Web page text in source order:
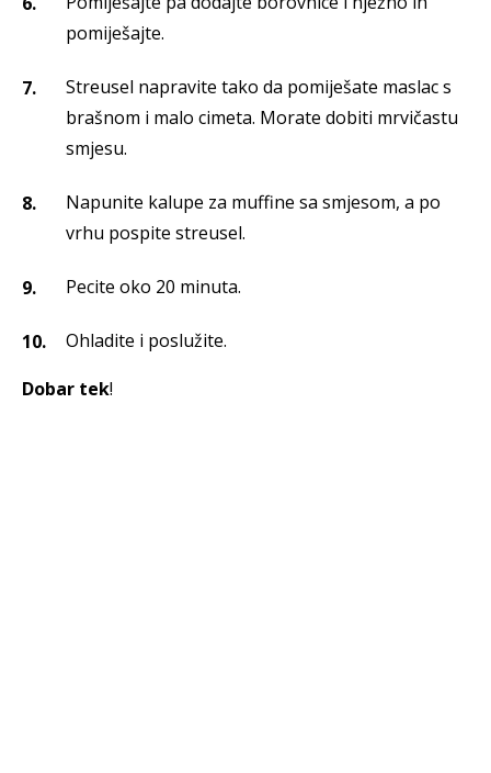
pomiješajte.
Streusel napravite tako da pomiješate maslac s
brašnom i malo cimeta. Morate dobiti mrvičastu
smjesu.
Napunite kalupe za muffine sa smjesom, a po
vrhu pospite streusel.
Pecite oko 20 minuta.
Ohladite i poslužite.
Dobar tek!